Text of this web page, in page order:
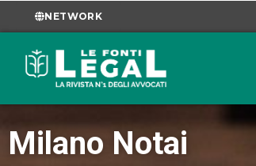
NETWORK
Milano Notai